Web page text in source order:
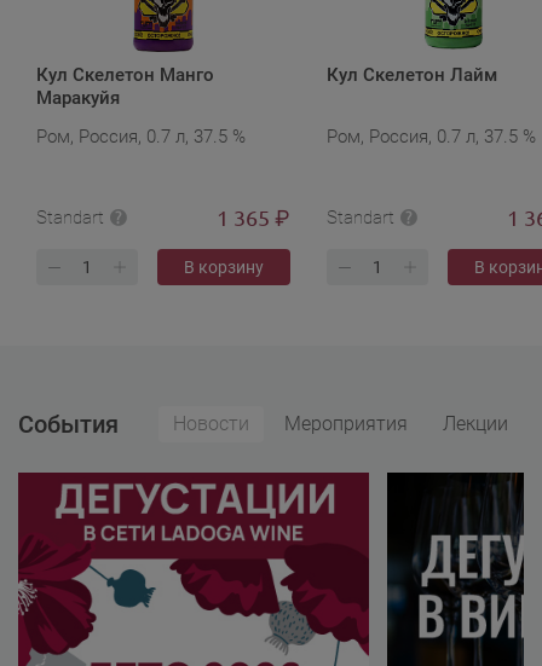
Кул Скелетон Манго
Маракуйя
Ром, Россия, 0.7 л, 37.5 %
Standart 1 365 ₽
В корзину
Кул Скелетон Лайм
Ром, Россия, 0.7 л, 37.5 %
Standart 1
В
События Новости Мероприятия Лекции